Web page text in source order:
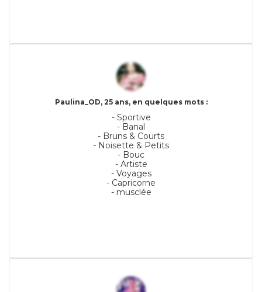
Paulina_OD, 25 ans, en quelques mots :
- Sportive
- Banal
- Bruns & Courts
- Noisette & Petits
- Bouc
- Artiste
- Voyages
- Capricorne
- musclée